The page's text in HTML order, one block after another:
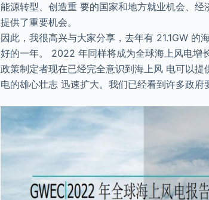
能源转型、创造重 要的国家和地方就业机会、
提供了重要机会。
因此，我很高兴与大家分享，去年有 21.1GW
好的一年。 2022 年同样将成为全球海上风电增
政策制定者现在已经完全意识到海上风 电可以
电的雄心壮志 迅速扩大。我们已经看到许多政府